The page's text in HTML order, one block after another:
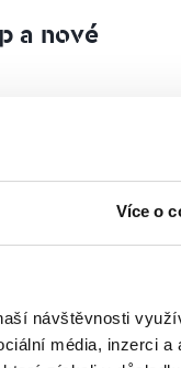
Více o
návštěvnosti
média, inzerci a
a nové
se už nějaký ten
modelů rozšířila o